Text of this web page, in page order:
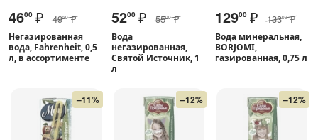
4600 ₽ 4950 ₽
Негазированная
вода, Fahrenheit, 0,5
л, в ассортименте
5200 ₽ 5500 ₽
Вода
негазированная,
Святой Источник, 1
л
12900 ₽ 13300 ₽
Вода минеральная,
BORJOMI,
газированная, 0,75 л
–11% –12% –12%